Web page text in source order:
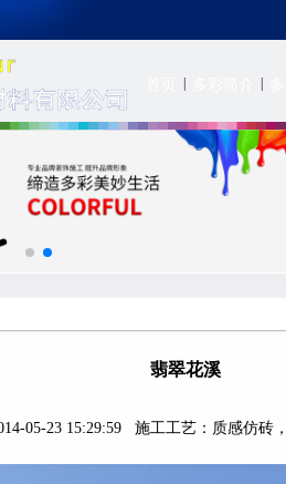
| |
翡翠花溪
05-23 15:29:59 施工工艺：质感仿砖